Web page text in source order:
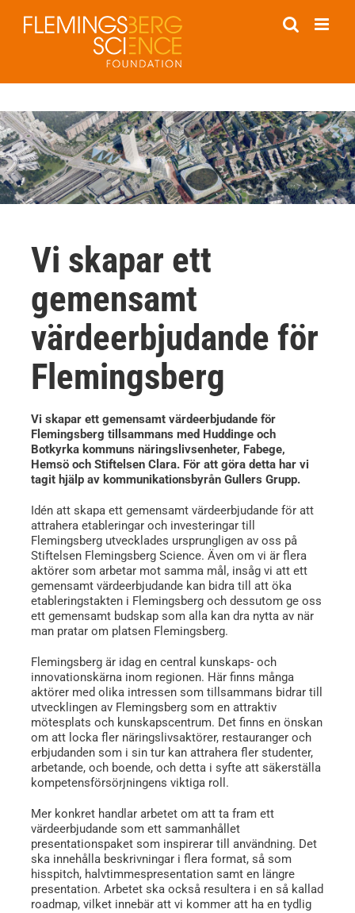
innehållet
Vi skapar ett
gemensamt
värdeerbjudande för
Flemingsberg
Vi skapar ett gemensamt värdeerbjudande för
Flemingsberg tillsammans med Huddinge och
Botkyrka kommuns näringslivsenheter, Fabege,
Hemsö och Stiftelsen Clara. För att göra detta har vi
tagit hjälp av kommunikationsbyrån Gullers Grupp.
Idén att skapa ett gemensamt värdeerbjudande för att
attrahera etableringar och investeringar till
Flemingsberg utvecklades ursprungligen av oss på
Stiftelsen Flemingsberg Science. Även om vi är flera
aktörer som arbetar mot samma mål, insåg vi att ett
gemensamt värdeerbjudande kan bidra till att öka
etableringstakten i Flemingsberg och dessutom ge oss
ett gemensamt budskap som alla kan dra nytta av när
man pratar om platsen Flemingsberg.
Flemingsberg är idag en central kunskaps- och
innovationskärna inom regionen. Här finns många
aktörer med olika intressen som tillsammans bidrar till
utvecklingen av Flemingsberg som en attraktiv
mötesplats och kunskapscentrum. Det finns en önskan
om att locka fler näringslivsaktörer, restauranger och
erbjudanden som i sin tur kan attrahera fler studenter,
arbetande, och boende, och detta i syfte att säkerställa
kompetensförsörjningens viktiga roll.
Mer konkret handlar arbetet om att ta fram ett
värdeerbjudande som ett sammanhållet
presentationspaket som inspirerar till användning. Det
ska innehålla beskrivningar i flera format, så som
hisspitch, halvtimmespresentation samt en längre
presentation. Arbetet ska också resultera i en så kallad
roadmap, vilket innebär att vi kommer att ha en tydlig